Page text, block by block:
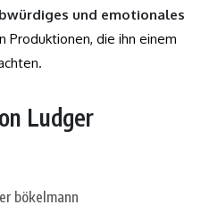
und emotionales
Produktionen, die ihn einem
Ludger